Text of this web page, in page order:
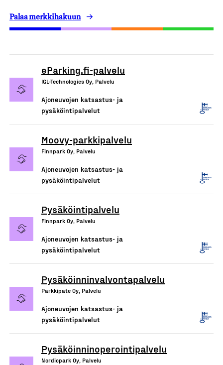
Palaa merkkihakuun
eParking.fi-palvelu
IGL-Technologies Oy, Palvelu
Ajoneuvojen katsastus- ja
pysäköintipalvelut
Moovy-parkkipalvelu
Finnpark Oy, Palvelu
Ajoneuvojen katsastus- ja
pysäköintipalvelut
Pysäköintipalvelu
Finnpark Oy, Palvelu
Ajoneuvojen katsastus- ja
pysäköintipalvelut
Pysäköinninvalvontapalvelu
Parkkipate Oy, Palvelu
Ajoneuvojen katsastus- ja
pysäköintipalvelut
Pysäköinninoperointipalvelu
Nordicpark Oy, Palvelu